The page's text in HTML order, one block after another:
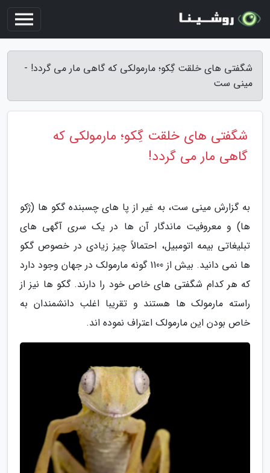
شگفتی های خلقت گِکو؛ مارمولکی که گاهی مار می گردد! -
مینی ست
شگفتی های خلقت گِکو؛ مارمولکی که
گاهی مار می گردد!
به گزارش مینی ست، به غیر از پا های چسبنده گکو ها (ژکو
ها) و معروفیت ماندگار آن ها در یک سری آگهی های
تبلیغاتی بیمه اتومبیل، احتمالاً چیز زیادی در خصوص گکو
ها نمی دانید. بیش از 1100 گونه مارمولک در جهان وجود دارد
که هر کدام شگفتی های خاص خود را دارند. گکو ها نیز از
راسته مارمولک ها هستند و تقریبا اغلب دانشمندان به
خاص بودن این مارمولک اعتراف نموده اند.